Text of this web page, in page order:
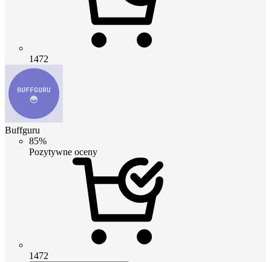
1472
Buffguru
85%
Pozytywne oceny
1472